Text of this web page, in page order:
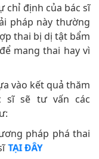
chỉ định của bác sĩ
pháp này thường
thai bị dị tật bẩm
mang thai hay vì
vào kết quả thăm
sĩ sẽ tư vấn các
pháp phá thai
TẠI ĐÂY